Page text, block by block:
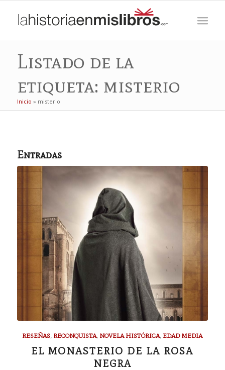
Listado de la
etiqueta: misterio
Inicio » misterio
Entradas
RESEÑAS, RECONQUISTA, NOVELA HISTÓRICA, EDAD MEDIA
EL MONASTERIO DE LA ROSA
NEGRA